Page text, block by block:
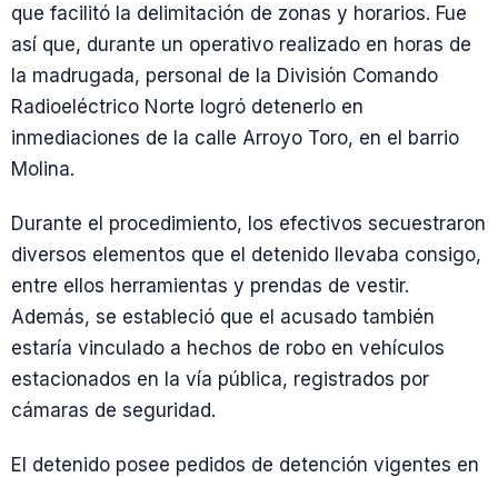
que facilitó la delimitación de zonas y horarios. Fue
así que, durante un operativo realizado en horas de
la madrugada, personal de la División Comando
Radioeléctrico Norte logró detenerlo en
inmediaciones de la calle Arroyo Toro, en el barrio
Molina.
Durante el procedimiento, los efectivos secuestraron
diversos elementos que el detenido llevaba consigo,
entre ellos herramientas y prendas de vestir.
Además, se estableció que el acusado también
estaría vinculado a hechos de robo en vehículos
estacionados en la vía pública, registrados por
cámaras de seguridad.
El detenido posee pedidos de detención vigentes en